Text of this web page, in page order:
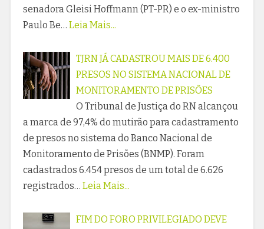
senadora Gleisi Hoffmann (PT-PR) e o ex-ministro
Paulo Be… Leia Mais...
TJRN JÁ CADASTROU MAIS DE 6.400
PRESOS NO SISTEMA NACIONAL DE
MONITORAMENTO DE PRISÕES
O Tribunal de Justiça do RN alcançou
a marca de 97,4% do mutirão para cadastramento
de presos no sistema do Banco Nacional de
Monitoramento de Prisões (BNMP). Foram
cadastrados 6.454 presos de um total de 6.626
registrados… Leia Mais...
FIM DO FORO PRIVILEGIADO DEVE